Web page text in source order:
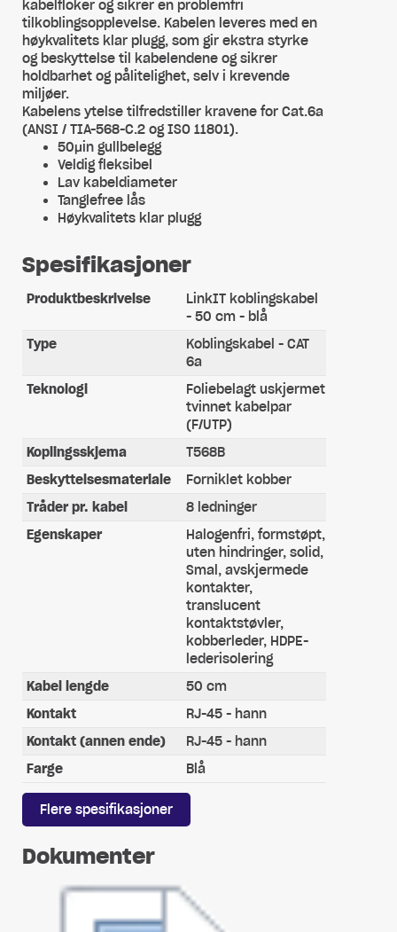
kabelfloker og sikrer en problemfri
tilkoblingsopplevelse. Kabelen leveres med en
høykvalitets klar plugg, som gir ekstra styrke
og beskyttelse til kabelendene og sikrer
holdbarhet og pålitelighet, selv i krevende
miljøer.
Kabelens ytelse tilfredstiller kravene for Cat.6a
(ANSI / TIA-568-C.2 og ISO 11801).
50μin gullbelegg
Veldig fleksibel
Lav kabeldiameter
Tanglefree lås
Høykvalitets klar plugg
Spesifikasjoner
Produktbeskrivelse
LinkIT koblingskabel
- 50 cm - blå
Type
Koblingskabel - CAT
6a
Teknologi
Foliebelagt uskjermet
tvinnet kabelpar
(F/UTP)
Koplingsskjema
T568B
Beskyttelsesmateriale
Forniklet kobber
Tråder pr. kabel
8 ledninger
Egenskaper
Halogenfri, formstøpt,
uten hindringer, solid,
Smal, avskjermede
kontakter,
translucent
kontaktstøvler,
kobberleder, HDPE-
lederisolering
Kabel lengde
50 cm
Kontakt
RJ-45 - hann
Kontakt (annen ende)
RJ-45 - hann
Farge
Blå
Flere spesifikasjoner
Dokumenter